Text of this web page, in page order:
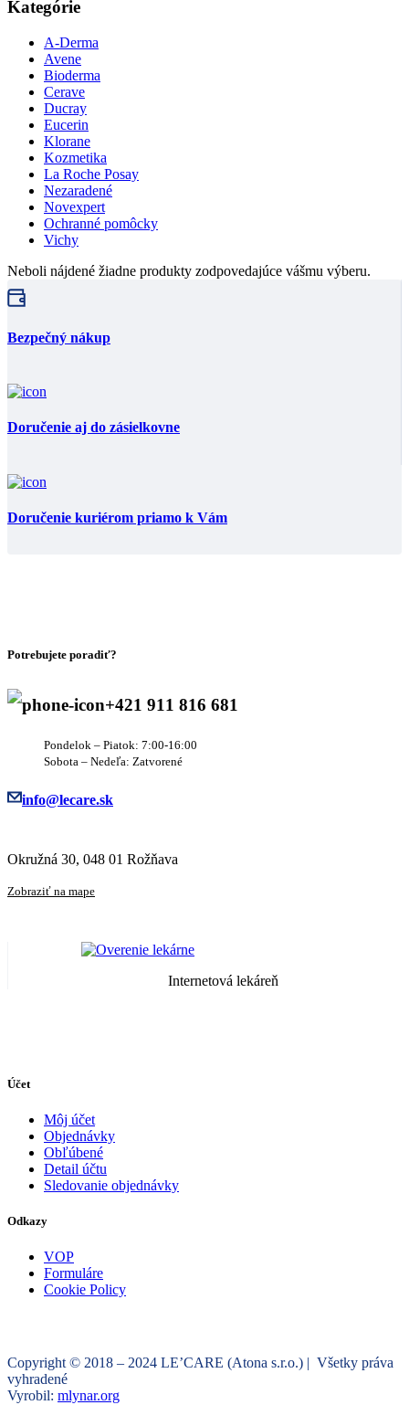
Kategórie
A-Derma
Avene
Bioderma
Cerave
Ducray
Eucerin
Klorane
Kozmetika
La Roche Posay
Nezaradené
Novexpert
Ochranné pomôcky
Vichy
Neboli nájdené žiadne produkty zodpovedajúce vášmu výberu.
Bezpečný nákup
Doručenie aj do zásielkovne
Doručenie kuriérom priamo k Vám
Potrebujete poradiť?
+421 911 816 681
Pondelok – Piatok: 7:00-16:00
Sobota – Nedeľa: Zatvorené
info@lecare.sk
Okružná 30, 048 01 Rožňava
Zobraziť na mape
Internetová lekáreň
Účet
Môj účet
Objednávky
Obľúbené
Detail účtu
Sledovanie objednávky
Odkazy
VOP
Formuláre
Cookie Policy
Copyright © 2018 – 2024 LE’CARE (Atona s.r.o.) | Všetky práva
vyhradené
Vyrobil: mlynar.org